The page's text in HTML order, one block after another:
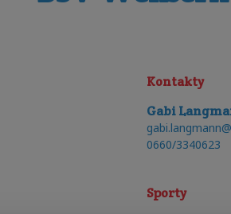
Kontakty
Gabi
E-mail
telefon:
0660/3340623
Sporty